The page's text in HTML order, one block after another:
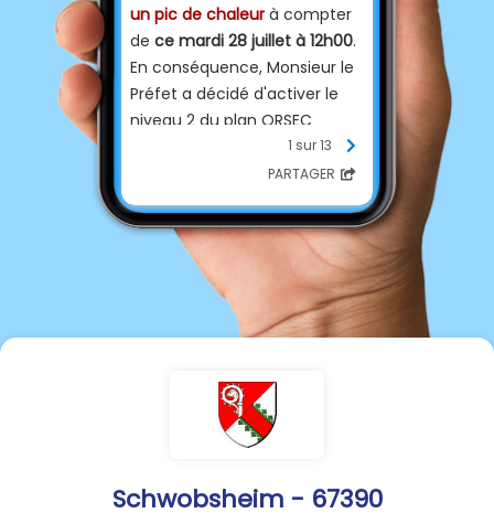
Schwobsheim - 67390
un pic de chaleurà compter
de ce mardi 28 juillet à 12h00.
En conséquence, Monsieur le
Préfet a décidé d'activer le
niveau 2 du plan ORSEC
"gestion des vagues de
Cet épisode de fortes
chaleurs est amené à
s'intensifier et à s'inscrire
dans la durée, devenant
https://vigilance.meteofranc
1 sur 13
PARTAGER